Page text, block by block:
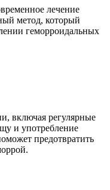
лечение
метод, который
геморроидальных
включая регулярные
и употребление
предотвратить